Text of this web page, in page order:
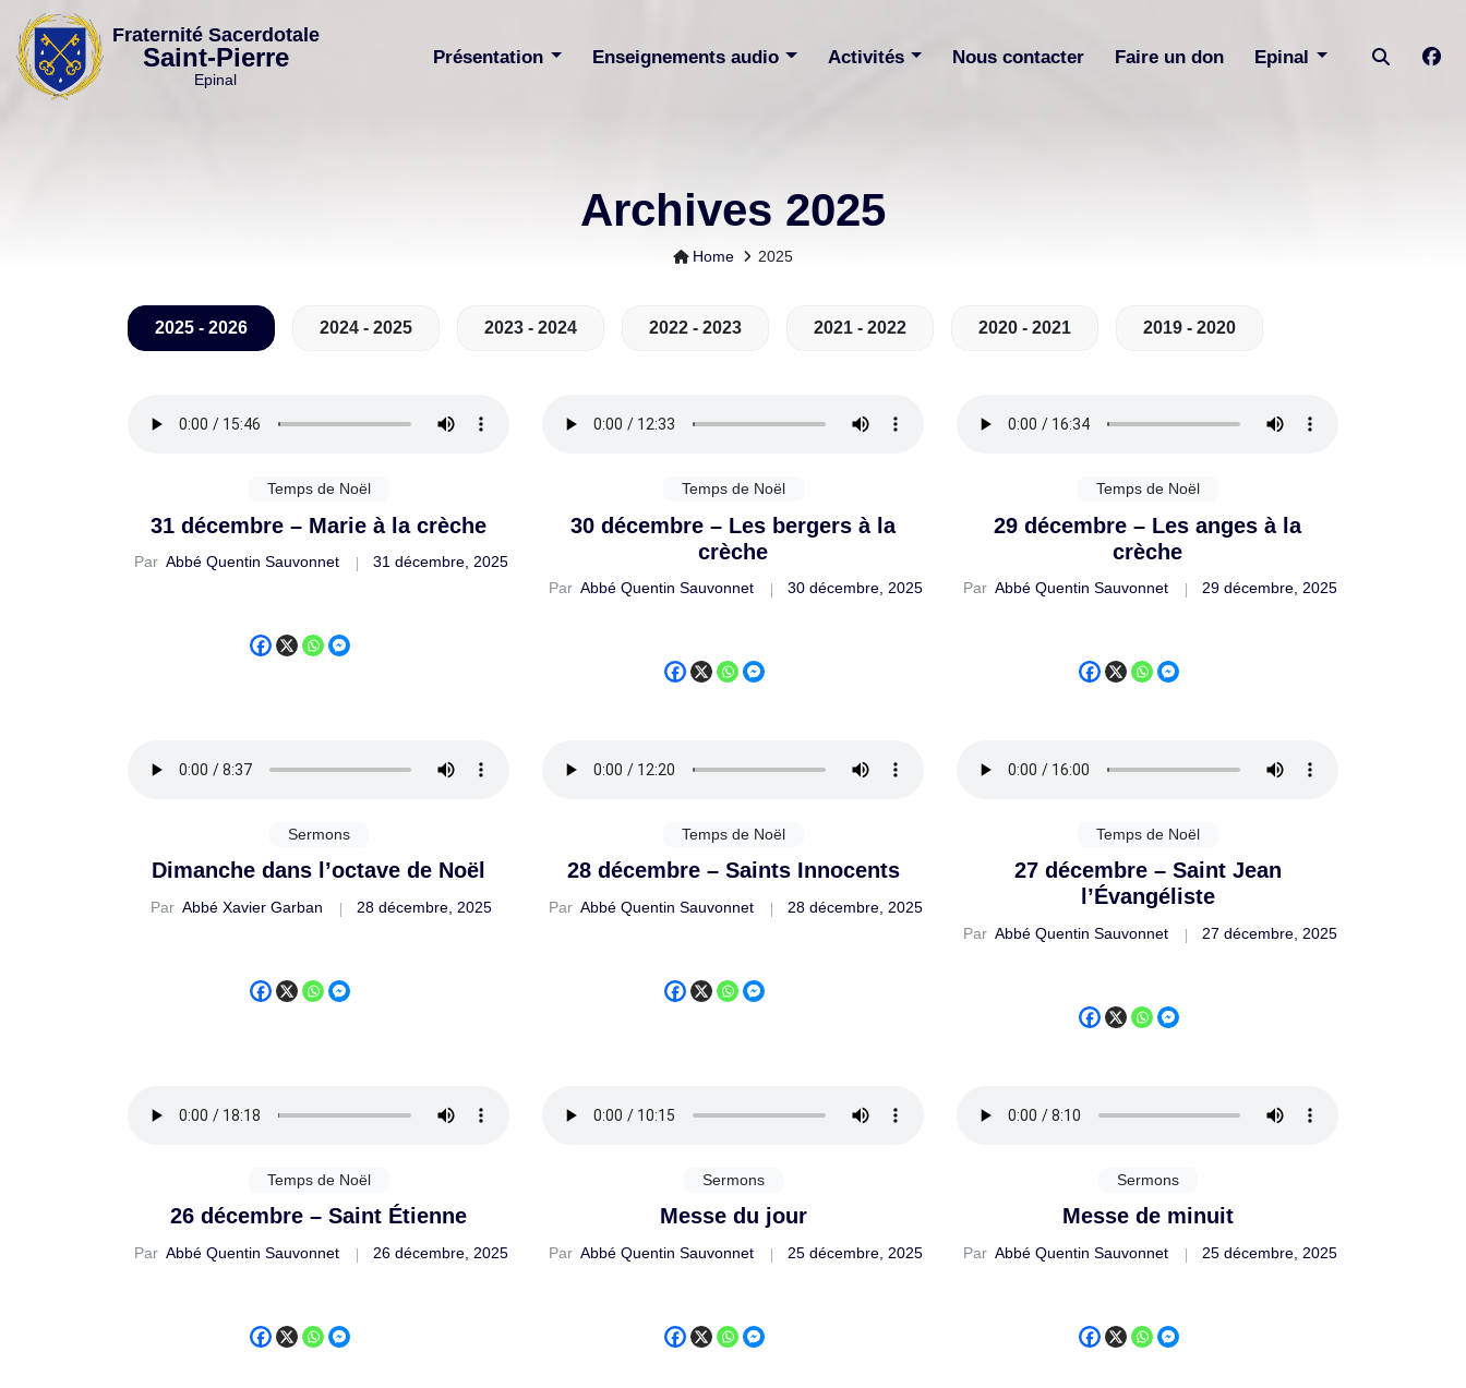
Skip
content
Fraternité Sacerdotale
Saint-Pierre
Epinal
Présentation Enseignements audio Activités Nous contacter Faire un don Epinal
Archives 2025
Home 2025
2025 - 2026 2024 - 2025 2023 - 2024 2022 - 2023 2021 - 2022 2020 - 2021 2019 - 2020
Temps de Noël
31 décembre – Marie à la crèche
Par Abbé Quentin Sauvonnet 31 décembre, 2025
Temps de Noël
30 décembre – Les bergers à la
crèche
Par Abbé Quentin Sauvonnet 30 décembre, 2025
Temps de Noël
29 décembre – Les anges à la
crèche
Par Abbé Quentin Sauvonnet 29 décembre, 2025
Sermons
Dimanche dans l’octave de Noël
Par Abbé Xavier Garban 28 décembre, 2025
Temps de Noël
28 décembre – Saints Innocents
Par Abbé Quentin Sauvonnet 28 décembre, 2025
Temps de Noël
27 décembre – Saint Jean
l’Évangéliste
Par Abbé Quentin Sauvonnet 27 décembre, 2025
Temps de Noël
26 décembre – Saint Étienne
Par Abbé Quentin Sauvonnet 26 décembre, 2025
Sermons
Messe du jour
Par Abbé Quentin Sauvonnet 25 décembre, 2025
Sermons
Messe de minuit
Par Abbé Quentin Sauvonnet 25 décembre, 2025